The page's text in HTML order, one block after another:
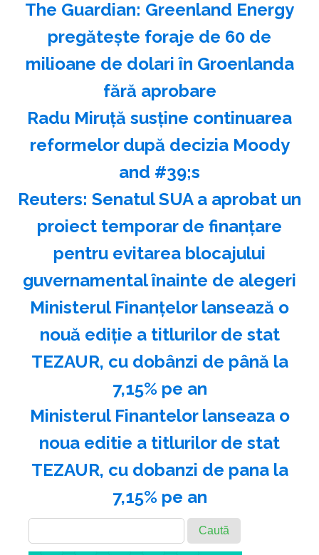
The Guardian: Greenland Energy
pregăteşte foraje de 60 de
milioane de dolari în Groenlanda
fără aprobare
Radu Miruţă susţine continuarea
reformelor după decizia Moody
and #39;s
Reuters: Senatul SUA a aprobat un
proiect temporar de finanţare
pentru evitarea blocajului
guvernamental înainte de alegeri
Ministerul Finanţelor lansează o
nouă ediţie a titlurilor de stat
TEZAUR, cu dobânzi de până la
7,15% pe an
Ministerul Finantelor lanseaza o
noua editie a titlurilor de stat
TEZAUR, cu dobanzi de pana la
7,15% pe an